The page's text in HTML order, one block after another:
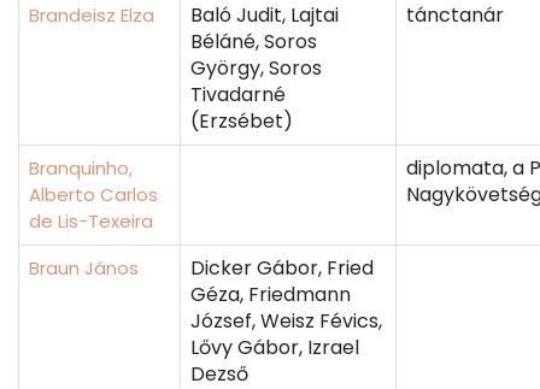
Brandeisz Elza
Baló Judit, Lajtai
Béláné, Soros
György, Soros
Tivadarné
(Erzsébet)
tánctanár
Branquinho,
Alberto Carlos
de Lis-Texeira
diplomata, a
Braun János
Dicker Gábor, Fried
Géza, Friedmann
József, Weisz Févics,
Lővy Gábor, Izrael
Dezső